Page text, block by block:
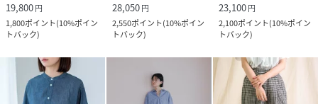
19,800円
1,800ポイント(10%ポイン
トバック)
28,050円
2,550ポイント(10%ポイン
トバック)
23,100円
2,100ポイント(10%ポイン
トバック)